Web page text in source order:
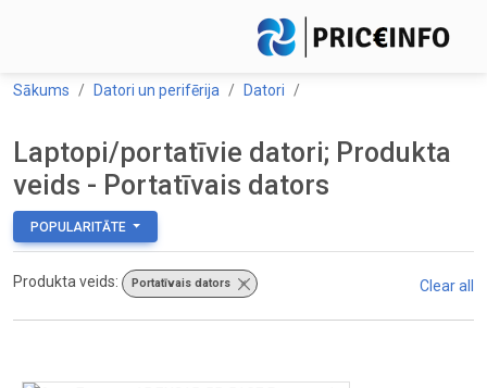
Sākums Datori un perifērija Datori
Laptopi/portatīvie datori; Produkta
veids - Portatīvais dators
POPULARITĀTE
Produkta veids: Portatīvais dators × Clear all